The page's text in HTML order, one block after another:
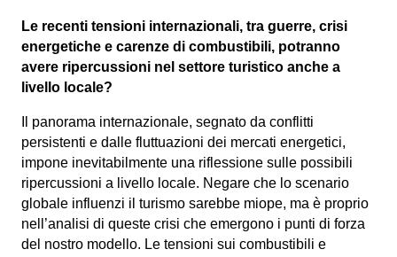
Le recenti tensioni internazionali, tra guerre, crisi
energetiche e carenze di combustibili, potranno
avere ripercussioni nel settore turistico anche a
livello locale?
Il panorama internazionale, segnato da conflitti
persistenti e dalle fluttuazioni dei mercati energetici,
impone inevitabilmente una riflessione sulle possibili
ripercussioni a livello locale. Negare che lo scenario
globale influenzi il turismo sarebbe miope, ma è proprio
nell’analisi di queste crisi che emergono i punti di forza
del nostro modello. Le tensioni sui combustibili e